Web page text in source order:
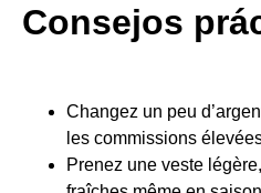
Consejos
Changez un peu
les commissions
Prenez une veste